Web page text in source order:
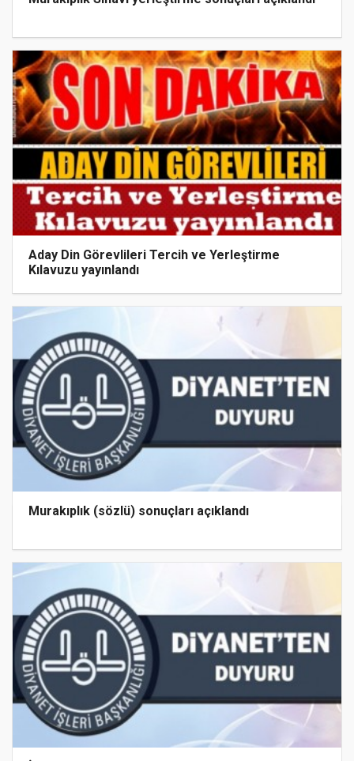
Aday Din Görevlileri Tercih ve Yerleştirme
Kılavuzu yayınlandı
Murakıplık (sözlü) sonuçları açıklandı